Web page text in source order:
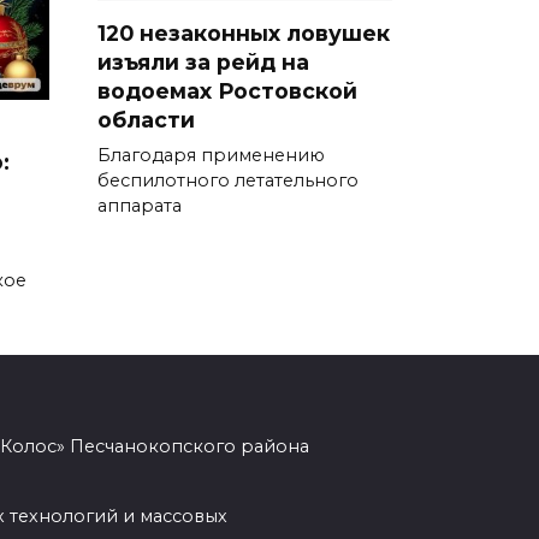
Шахбокс, падел и пилон: в
Ростовской области
зарегистрировали новые
06 августа 2026 19:30
кирпичей
120 незаконных ловушек
изъяли за рейд на
водоемах Ростовской
области
Благодаря применению
беспилотного летательного
аппарата
Песчанокопского района
и массовых